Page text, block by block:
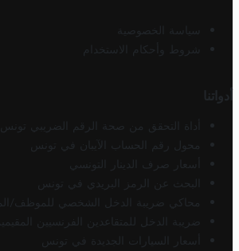
سياسة الخصوصية
شروط وأحكام الاستخدام
أدواتنا
أداة التحقق من صحة الرقم الضريبي تونس
محول رقم الحساب الآيبان في تونس
أسعار صرف الدينار التونسي
البحث عن الرمز البريدي في تونس
محاكي ضريبة الدخل الشخصي للموظف/
ضريبة الدخل للمتقاعدين الفرنسيين
أسعار السيارات الجديدة في تونس